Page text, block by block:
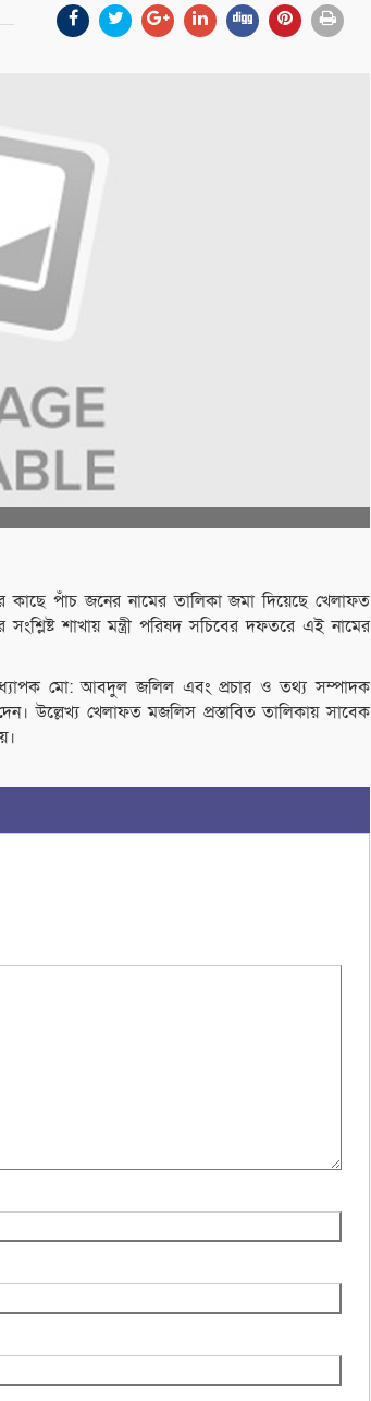
কাছে পাঁচ জনের নামের তালিকা জমা দিয়েছে খেলাফত
শাখায় মন্ত্রী পরিষদ সচিবের দফতরে এই নামের
মো: আবদুল জলিল এবং প্রচার ও তথ্য সম্পাদক
খেলাফত মজলিস প্রস্তাবিত তালিকায় সাবেক